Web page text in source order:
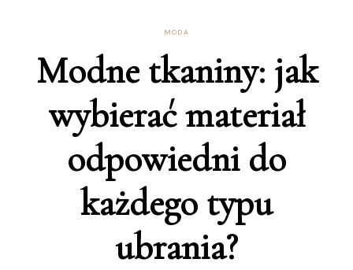
MODA
Modne tkaniny: jak
wybierać materiał
odpowiedni do
każdego typu
ubrania?